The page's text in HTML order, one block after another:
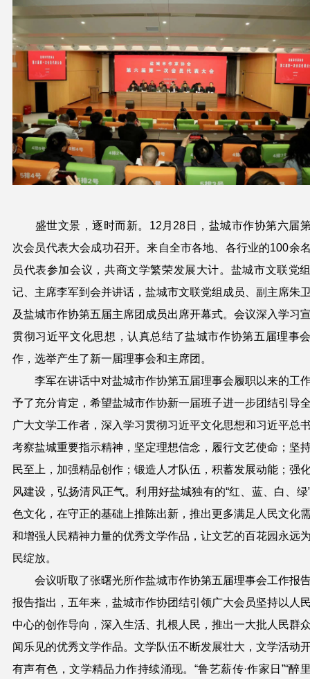
盛世文景，逐时而新。12月28日，盐城市作协第六届
次会员代表大会成功召开。来自全市各地、各行业的100余
员代表参加会议，共商文学繁荣发展大计。盐城市文联党
记、主席李军到会并讲话，盐城市文联党组成员、副主席朱
及盐城市作协第五届主席团成员出席开幕式。会议深入学习
贯彻习近平文化思想，认真总结了盐城市作协第五届理事
作，选举产生了新一届理事会和主席团。
李军在讲话中对盐城市作协第五届理事会履职以来的工
予了充分肯定，希望盐城市作协新一届班子进一步团结引导
广大文学工作者，深入学习贯彻习近平文化思想和习近平总
考察盐城重要指示精神，坚定理想信念，履行文艺使命；坚
民至上，加强精品创作；锻造人才队伍，积蓄发展动能；强
风建设，弘扬清风正气。利用好盐城独有的“红、蓝、白、绿
色文化，在守正的基础上推陈出新，推出更多满足人民文化
和增强人民精神力量的优秀文学作品，让文艺的百花园永远
民绽放。
会议听取了张曙光所作盐城市作协第五届理事会工作报
报告指出，五年来，盐城市作协团结引领广大会员坚持以人
中心的创作导向，深入生活、扎根人民，推出一大批人民群
闻乐见的优秀文学作品。文学队伍不断发展壮大，文学活动
有声有色，文学精品力作持续涌现。“鲁艺薪传·作家日”“醉